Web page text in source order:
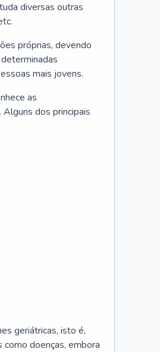
diversas outras
próprias, devendo
mais jovens.
as
dos principais
geriátricas, isto é,
doenças, embora